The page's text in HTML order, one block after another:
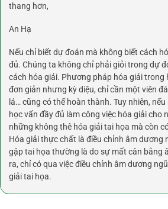
thang hơn,
An Hạ
Nếu chỉ biết dự đoán mà không biết cách
đủ. Chúng ta không chỉ phải giỏi trong dự
cách hóa giải. Phương pháp hóa giải trong
đơn giản nhưng kỳ diệu, chỉ cần một viên
lá… cũng có thể hoàn thành. Tuy nhiên,
học vấn đầy đủ làm công việc hóa giải cho
những không thê hóa giải tai họa mà còn
Hóa giải thực chất là điều chỉnh âm dương
gặp tai họa thường là do sự mất cân bằng
ra, chỉ có qua việc điều chỉnh âm dương
giải tai họa.